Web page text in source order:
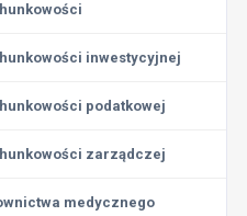
inwestycyjnej
podatkowej
zarządczej
medycznego